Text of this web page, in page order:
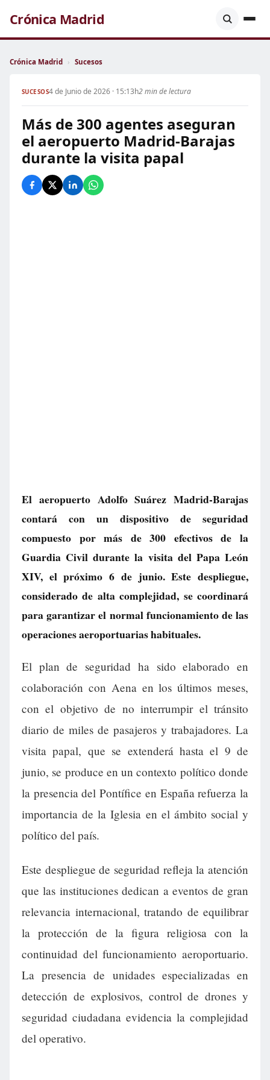
Crónica Madrid
Crónica Madrid › Sucesos
SUCESOS4 de Junio de 2026 · 15:13h2 min de lectura
Más de 300 agentes aseguran
el aeropuerto Madrid-Barajas
durante la visita papal
El aeropuerto Adolfo Suárez Madrid-Barajas
contará con un dispositivo de seguridad
compuesto por más de 300 efectivos de la
Guardia Civil durante la visita del Papa León
XIV, el próximo 6 de junio. Este despliegue,
considerado de alta complejidad, se coordinará
para garantizar el normal funcionamiento de las
operaciones aeroportuarias habituales.
El plan de seguridad ha sido elaborado en
colaboración con Aena en los últimos meses,
con el objetivo de no interrumpir el tránsito
diario de miles de pasajeros y trabajadores. La
visita papal, que se extenderá hasta el 9 de
junio, se produce en un contexto político donde
la presencia del Pontífice en España refuerza la
importancia de la Iglesia en el ámbito social y
político del país.
Este despliegue de seguridad refleja la atención
que las instituciones dedican a eventos de gran
relevancia internacional, tratando de equilibrar
la protección de la figura religiosa con la
continuidad del funcionamiento aeroportuario.
La presencia de unidades especializadas en
detección de explosivos, control de drones y
seguridad ciudadana evidencia la complejidad
del operativo.